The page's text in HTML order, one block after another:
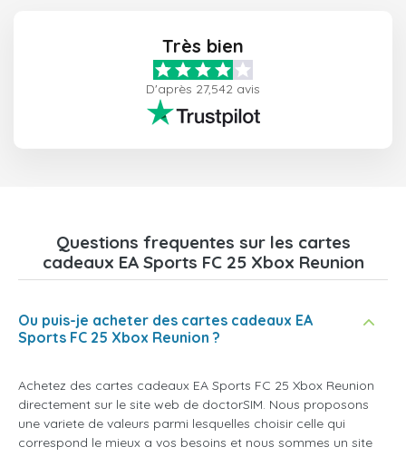
Très bien
D'après 27,542 avis
Questions frequentes sur les cartes
cadeaux EA Sports FC 25 Xbox Reunion
Ou puis-je acheter des cartes cadeaux EA
Sports FC 25 Xbox Reunion ?
Achetez des cartes cadeaux EA Sports FC 25 Xbox Reunion
directement sur le site web de doctorSIM. Nous proposons
une variete de valeurs parmi lesquelles choisir celle qui
correspond le mieux a vos besoins et nous sommes un site